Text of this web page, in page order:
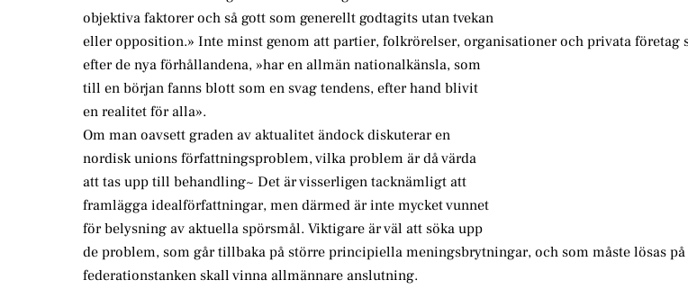
objektiva faktorer och så gott som generellt godtagits utan tvekan
eller opposition.» Inte minst genom att partier, folkrörelser, organisationer och privata företag
efter de nya förhållandena, »har en allmän nationalkänsla, som
till en början fanns blott som en svag tendens, efter hand blivit
en realitet för alla».
Om man oavsett graden av aktualitet ändock diskuterar en
nordisk unions författningsproblem, vilka problem är då värda
att tas upp till behandling~ Det är visserligen tacknämligt att
framlägga idealförfattningar, men därmed är inte mycket vunnet
för belysning av aktuella spörsmål. Viktigare är väl att söka upp
de problem, som går tillbaka på större principiella meningsbrytningar, och som måste lösas
federationstanken skall vinna allmännare anslutning.